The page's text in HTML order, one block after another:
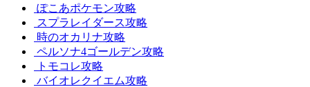
ぽこあポケモン攻略
スプラレイダース攻略
時のオカリナ攻略
ペルソナ4ゴールデン攻略
トモコレ攻略
バイオレクイエム攻略